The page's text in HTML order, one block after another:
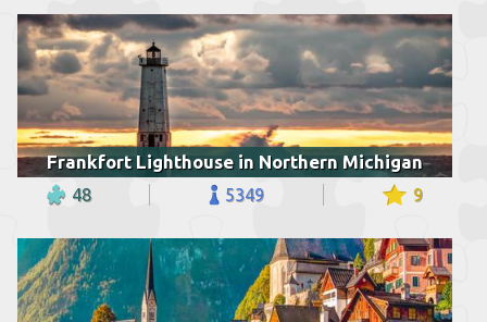
Frankfort Lighthouse in Northern Michigan
48 5349 9